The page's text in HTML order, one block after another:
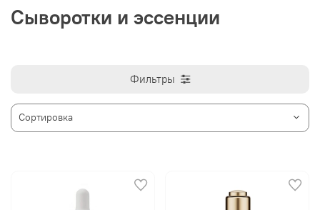
Сыворотки и эссенции
Фильтры